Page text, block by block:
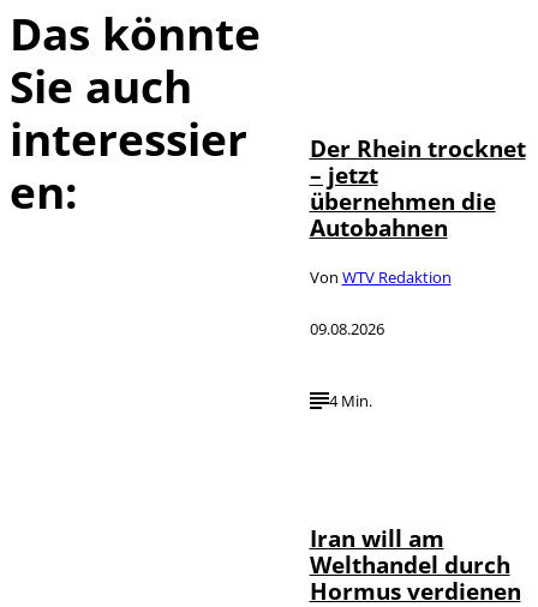
Das könnte
Sie auch
interessier
en:
Der Rhein trocknet
– jetzt
übernehmen die
Autobahnen
Von WTV Redaktion
09.08.2026
4 Min.
Iran will am
Welthandel durch
Hormus verdienen